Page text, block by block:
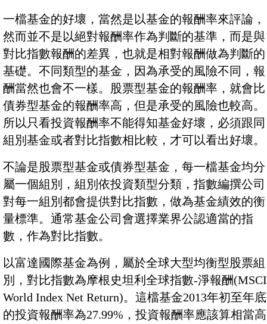
一檔基金的好壞，當然是以基金的報酬率來評論，
然而並不是以絕對報酬率作為判斷的基準，而是與
對比指數報酬的差異，也就是相對報酬做為判斷的
基礎。不同類型的基金，因為承受的風險不同，報
酬當然也會不一樣。股票型基金的報酬率，就會比
債券型基金的報酬率高，但是承受的風險也較高。
所以只看投資報酬率不能得知基金好壞，必須跟同
組別基金或者對比指數相比較，才可以看出好壞。
不論是股票型基金或債券型基金，每一檔基金均分
屬一個組別，組別依投資類型分類，指數編撰公司
對每一組別都會提供對比指數，做為基金績效的衡
量標準。通常基金公司會選擇業界公認適當的指
數，作為對比指數。
以富達國際基金為例，屬於全球大型均衡型股票組
別，對比指數為摩根史坦利全球指數-淨報酬(MSCI
World Index Net Return)。這檔基金2013年初至年底
的投資報酬率為27.99%，投資報酬率應該算相當高